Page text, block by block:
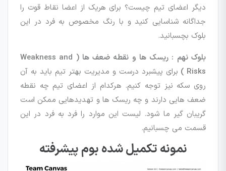
دیگر اعضای تیم چیست؟ برای هریک از اعضا نقاط قوت را
جداگانه شناسایی کنید و با رنگ مخصوص به فرد در این
بلوک بچسبانید.
بلوک نهم : ریسک ها و نقطه ضعف ها ( Weakness and
Risks )
برای پیشبرد درست و مدیریت بهتر تیم باید به آن
روی سکه نیز توجه کنیم. هرکدام از اعضای تیم چه نقطه
ضعف هایی دارند و چه ریسک ها و تهدیدهایی ممکن است
گریبان گیر ما شود. لیست این موارد را فرد به فرد در این
قسمت می چسبانیم.
نمونه تکمیل شده بوم پیشرفته